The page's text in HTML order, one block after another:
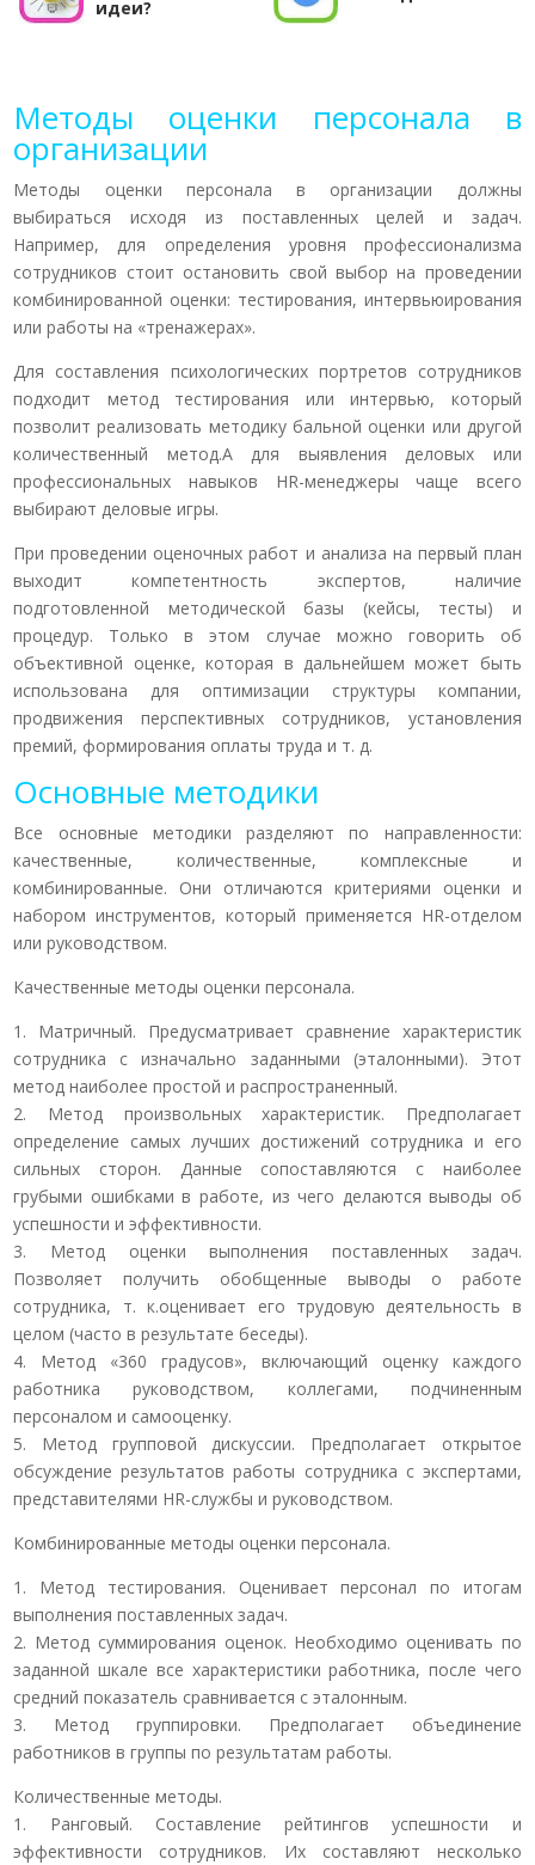
идеи?
Методы оценки персонала в
организации
Методы оценки персонала в организации должны
выбираться исходя из поставленных целей и задач.
Например, для определения уровня профессионализма
сотрудников стоит остановить свой выбор на проведении
комбинированной оценки: тестирования, интервьюирования
или работы на «тренажерах».
Для составления психологических портретов сотрудников
подходит метод тестирования или интервью, который
позволит реализовать методику бальной оценки или другой
количественный метод.А для выявления деловых или
профессиональных навыков HR-менеджеры чаще всего
выбирают деловые игры.
При проведении оценочных работ и анализа на первый план
выходит компетентность экспертов, наличие
подготовленной методической базы (кейсы, тесты) и
процедур. Только в этом случае можно говорить об
объективной оценке, которая в дальнейшем может быть
использована для оптимизации структуры компании,
продвижения перспективных сотрудников, установления
премий, формирования оплаты труда и т. д.
Основные методики
Все основные методики разделяют по направленности:
качественные, количественные, комплексные и
комбинированные. Они отличаются критериями оценки и
набором инструментов, который применяется HR-отделом
или руководством.
Качественные методы оценки персонала.
1. Матричный. Предусматривает сравнение характеристик
сотрудника с изначально заданными (эталонными). Этот
метод наиболее простой и распространенный.
2. Метод произвольных характеристик. Предполагает
определение самых лучших достижений сотрудника и его
сильных сторон. Данные сопоставляются с наиболее
грубыми ошибками в работе, из чего делаются выводы об
успешности и эффективности.
3. Метод оценки выполнения поставленных задач.
Позволяет получить обобщенные выводы о работе
сотрудника, т. к.оценивает его трудовую деятельность в
целом (часто в результате беседы).
4. Метод «360 градусов», включающий оценку каждого
работника руководством, коллегами, подчиненным
персоналом и самооценку.
5. Метод групповой дискуссии. Предполагает открытое
обсуждение результатов работы сотрудника с экспертами,
представителями HR-службы и руководством.
Комбинированные методы оценки персонала.
1. Метод тестирования. Оценивает персонал по итогам
выполнения поставленных задач.
2. Метод суммирования оценок. Необходимо оценивать по
заданной шкале все характеристики работника, после чего
средний показатель сравнивается с эталонным.
3. Метод группировки. Предполагает объединение
работников в группы по результатам работы.
Количественные методы.
1. Ранговый. Составление рейтингов успешности и
эффективности сотрудников. Их составляют несколько